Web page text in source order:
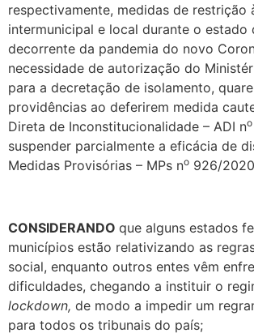
respectivamente, medidas de restrição
intermunicipal e local durante o estado
decorrente da pandemia do novo
necessidade de autorização do
para a decretação de isolamento,
providências ao deferirem medida
Direta de Inconstitucionalidade – ADI no
suspender parcialmente a eficácia de
Medidas Provisórias – MPs no 926/
CONSIDERANDO que alguns estados
municípios estão relativizando as
social, enquanto outros entes vêm
dificuldades, chegando a instituir o
lockdown, de modo a impedir um
para todos os tribunais do país;